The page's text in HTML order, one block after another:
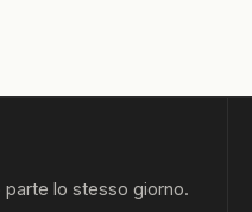
parte lo stesso giorno.